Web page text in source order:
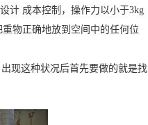
计 成本控制，操作力以小于3kg
物正确地放到空间中的任何位
现这种状况后首先要做的就是找